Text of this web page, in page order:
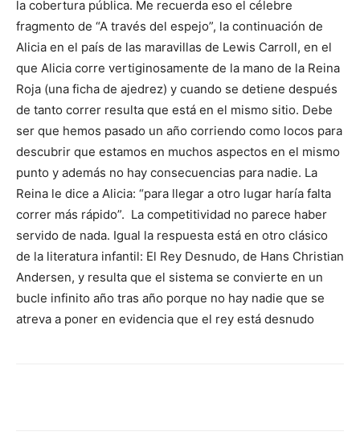
la cobertura pública. Me recuerda eso el célebre
fragmento de “A través del espejo”, la continuación de
Alicia en el país de las maravillas de Lewis Carroll, en el
que Alicia corre vertiginosamente de la mano de la Reina
Roja (una ficha de ajedrez) y cuando se detiene después
de tanto correr resulta que está en el mismo sitio. Debe
ser que hemos pasado un año corriendo como locos para
descubrir que estamos en muchos aspectos en el mismo
punto y además no hay consecuencias para nadie. La
Reina le dice a Alicia: “para llegar a otro lugar haría falta
correr más rápido”. La competitividad no parece haber
servido de nada. Igual la respuesta está en otro clásico
de la literatura infantil: El Rey Desnudo, de Hans Christian
Andersen, y resulta que el sistema se convierte en un
bucle infinito año tras año porque no hay nadie que se
atreva a poner en evidencia que el rey está desnudo